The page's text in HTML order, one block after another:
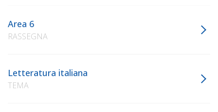
Area 6
RASSEGNA
Letteratura italiana
TEMA